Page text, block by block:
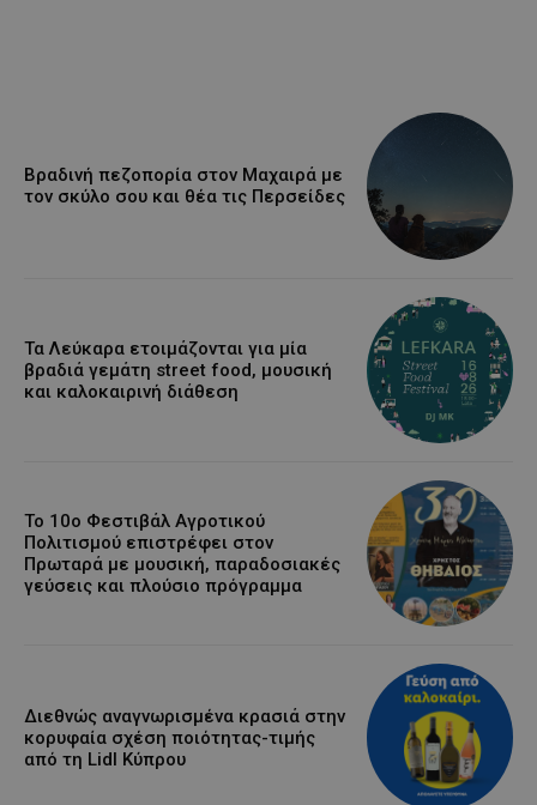
Βραδινή πεζοπορία στον Μαχαιρά με
τον σκύλο σου και θέα τις Περσείδες
Τα Λεύκαρα ετοιμάζονται για μία
βραδιά γεμάτη street food, μουσική
και καλοκαιρινή διάθεση
Το 10ο Φεστιβάλ Αγροτικού
Πολιτισμού επιστρέφει στον
Πρωταρά με μουσική, παραδοσιακές
γεύσεις και πλούσιο πρόγραμμα
Διεθνώς αναγνωρισμένα κρασιά στην
κορυφαία σχέση ποιότητας-τιμής
από τη Lidl Κύπρου